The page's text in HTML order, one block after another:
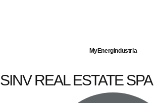
MyEnergindustria
SINV REAL ESTATE SPA